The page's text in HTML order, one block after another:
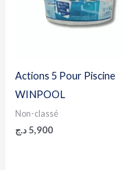
Actions 5 Pour Piscine
WINPOOL
Non-classé
5,900 د.ج